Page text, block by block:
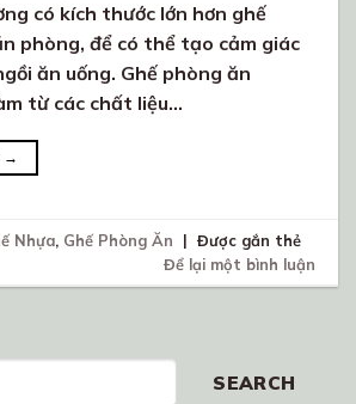
có kích thước lớn hơn ghế
phòng, để có thể tạo cảm giác
ăn uống. Ghế phòng ăn
từ các chất liệu…
→
Nhựa, Ghế Phòng Ăn | Được gắn thẻ
Để lại một bình luận
SEARCH